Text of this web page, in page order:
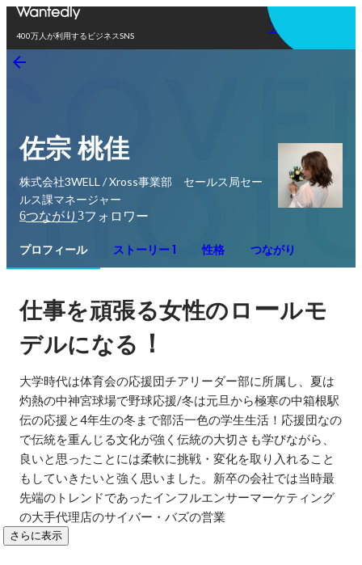
400万人が利用するビジネスSNS
アプリを使う
佐宗 桃佳
株式会社3WELL / Xross事業部 セールス局セー
ルス課マネージャー
6つながり 3フォロワー
プロフィール ストーリー 1 性格 つながり
仕事を頑張る女性のロ ールモ
デルになる ！
大学時代は体育会の応援団チアリーダー部に所属し、夏は
灼熱の中神宮球場で野球応援/冬は元旦から極寒の中箱根駅
伝の応援と4年生の冬まで部活一色の学生生活！応援団なの
で伝統を重んじる文化が強く伝統の大切さも学びながら、
良いと思ったことには柔軟に挑戦・変化を取り入れること
もしていきたいと強く思いました。新卒の会社では当時最
先端のトレンドであったインフルエンサーマーケティング
の大手代理店のサイバー・バズの営業
さらに表示